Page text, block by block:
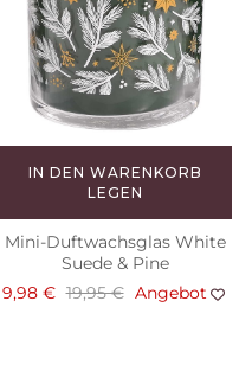
IN DEN WARENKORB
LEGEN
Mini-Duftwachsglas White
Suede & Pine
9,98 € 19,95 € Angebot